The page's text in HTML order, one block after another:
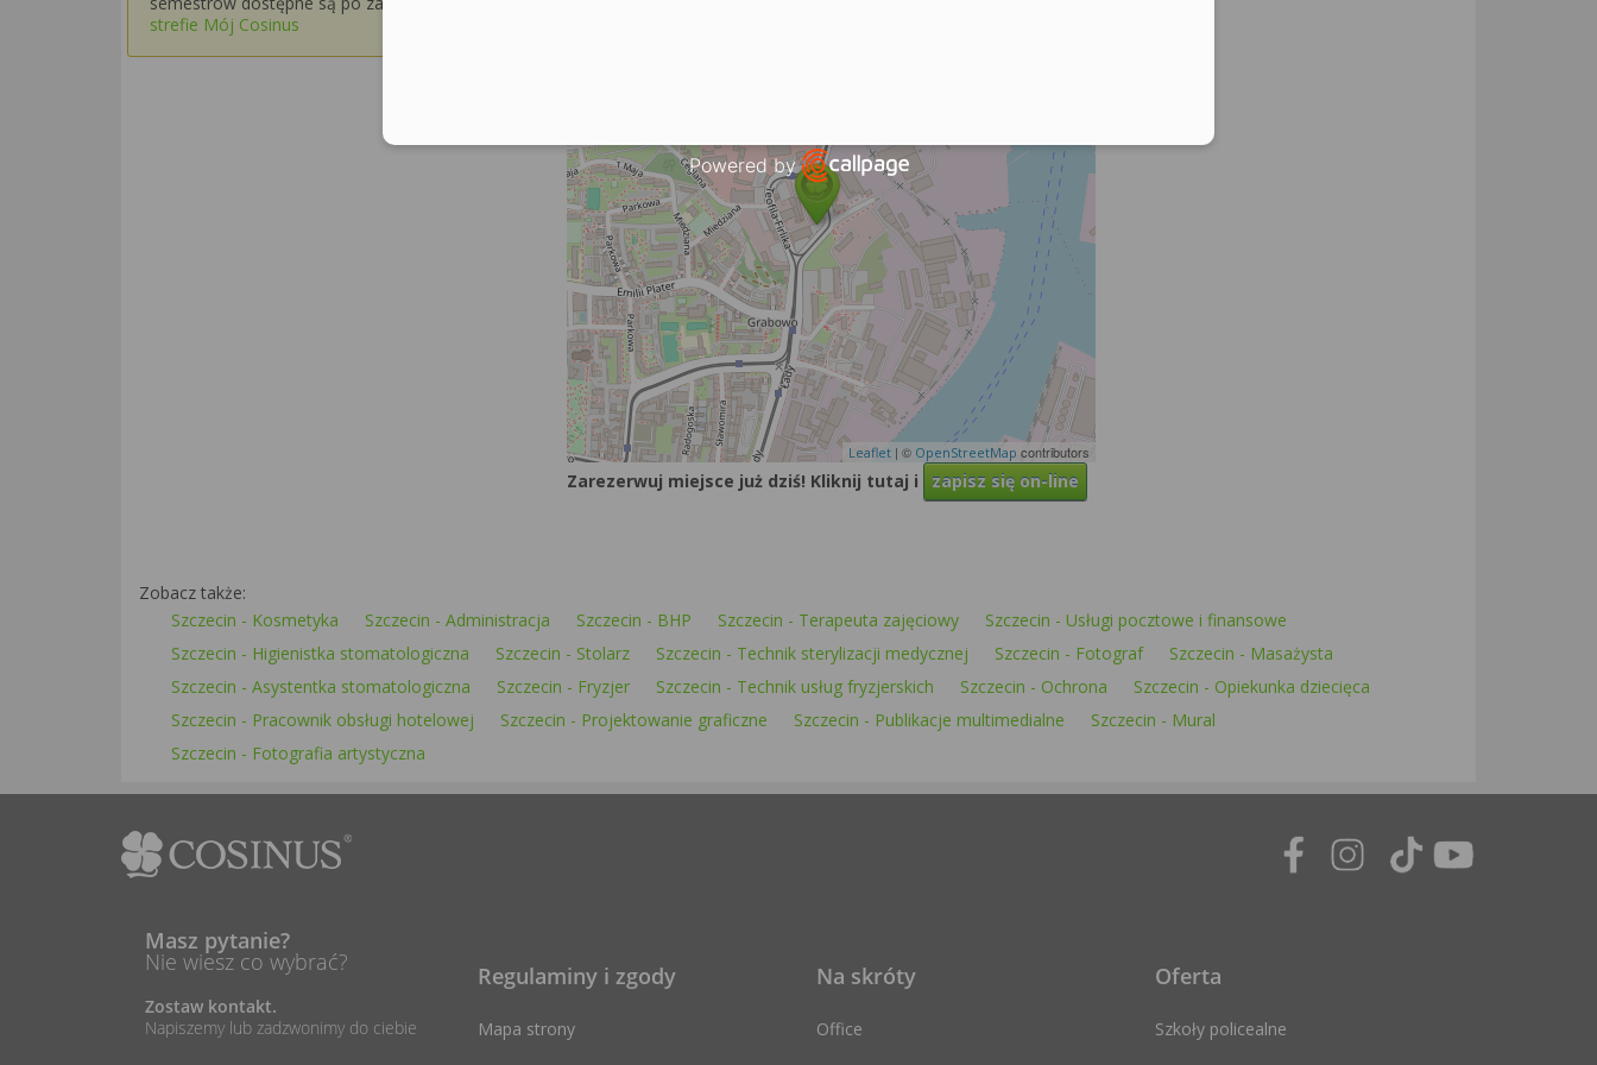
strefie Mój Cosinus
Leaflet | © OpenStreetMap contributors
Zarezerwuj miejsce już dziś! Kliknij tutaj i zapisz się on-line
Zobacz także:
Szczecin - Kosmetyka
Szczecin - Administracja Szczecin - BHP Szczecin - Terapeuta zajęciowy
Szczecin - Usługi pocztowe i finansowe
Szczecin - Higienistka stomatologiczna
Szczecin - Stolarz Szczecin - Technik sterylizacji medycznej Szczecin - Fotograf
Szczecin - Masażysta
Szczecin - Asystentka stomatologiczna
Szczecin - Fryzjer Szczecin - Technik usług fryzjerskich Szczecin - Ochrona
Szczecin - Opiekunka dziecięca
Szczecin - Pracownik obsługi hotelowej
Szczecin - Projektowanie graficzne Szczecin - Publikacje multimedialne
Szczecin - Mural
Szczecin - Fotografia artystyczna
Masz pytanie?
Nie wiesz co wybrać?
Zostaw kontakt.
Napiszemy lub zadzwonimy do ciebie
Regulaminy i zgody
Mapa strony
Na skróty
Office
Oferta
Szkoły policealne
Powered by
Open link in new window